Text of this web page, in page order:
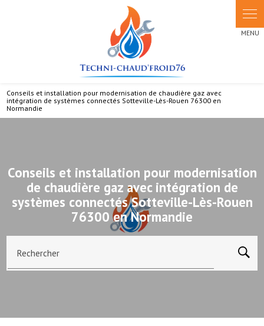
Conseils et installation pour modernisation de chaudière gaz avec
intégration de systèmes connectés Sotteville-Lès-Rouen 76300 en
Normandie
Conseils et installation pour modernisation
de chaudière gaz avec intégration de
systèmes connectés Sotteville-Lès-Rouen
76300 en Normandie
Rechercher